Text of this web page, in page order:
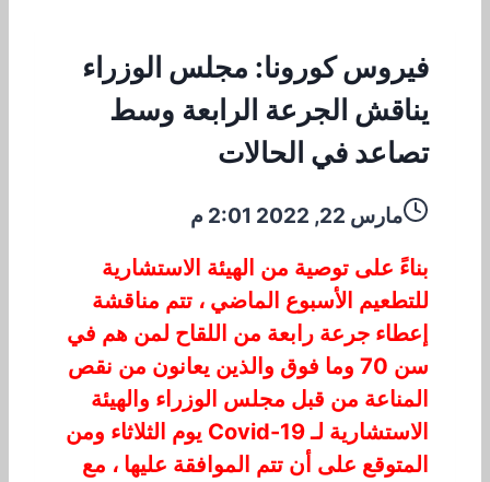
فيروس كورونا: مجلس الوزراء
يناقش الجرعة الرابعة وسط
تصاعد في الحالات
مارس 22, 2022 2:01 م
بناءً على توصية من الهيئة الاستشارية
للتطعيم الأسبوع الماضي ، تتم مناقشة
إعطاء جرعة رابعة من اللقاح لمن هم في
سن 70 وما فوق والذين يعانون من نقص
المناعة من قبل مجلس الوزراء والهيئة
الاستشارية لـ Covid-19 يوم الثلاثاء ومن
المتوقع على أن تتم الموافقة عليها ، مع